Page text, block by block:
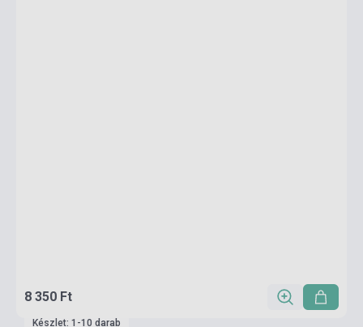
8 350 Ft
Készlet: 1-10 darab